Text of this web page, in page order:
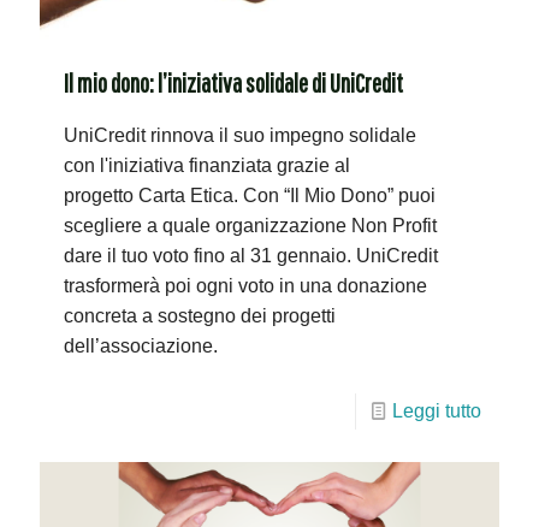
Il mio dono: l’iniziativa solidale di UniCredit
UniCredit rinnova il suo impegno solidale
con l'iniziativa finanziata grazie al
progetto Carta Etica. Con “Il Mio Dono” puoi
scegliere a quale organizzazione Non Profit
dare il tuo voto fino al 31 gennaio. UniCredit
trasformerà poi ogni voto in una donazione
concreta a sostegno dei progetti
dell’associazione.
Leggi tutto